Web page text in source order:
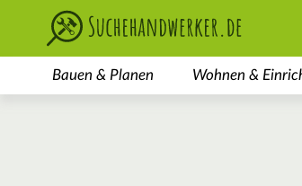
Bauen & Planen Wohnen &